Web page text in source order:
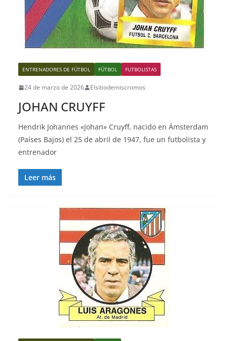
ENTRENADORES DE FÚTBOL FÚTBOL FUTBOLISTAS
24 de marzo de 2026 Elsitiodemiscromos
JOHAN CRUYFF
Hendrik Johannes «Johan» Cruyff, nacido en Ámsterdam
(Países Bajos) el 25 de abril de 1947, fue un futbolista y
entrenador
Leer más